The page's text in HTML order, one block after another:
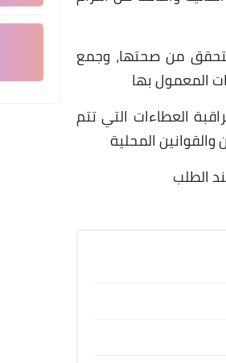
من صحتها، وجمع
المعمول بها
العطاءات التي تتم
المحلية
الطلب